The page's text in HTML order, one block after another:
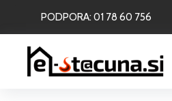
PODPORA: 01 78 60 756